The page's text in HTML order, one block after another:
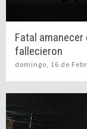
Fatal
fallecieron
domingo, 16 de